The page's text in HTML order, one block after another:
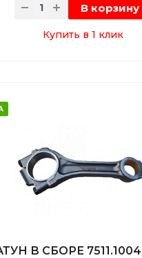
В корзину
Купить в 1 клик
В СБОРЕ